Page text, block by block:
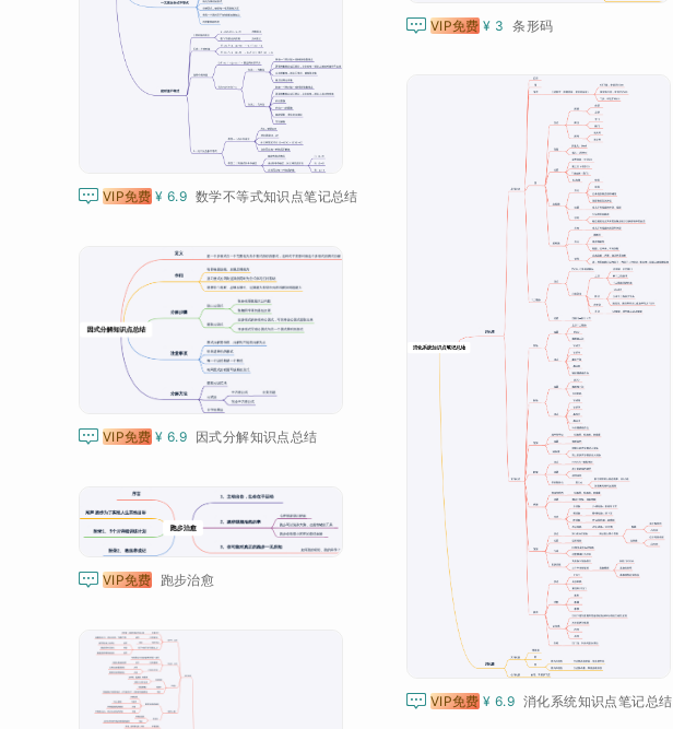
 VIP免费 ¥ 3 条形码
 VIP免费 ¥ 6.9 数学不等式知识点笔记总结
 VIP免费 ¥ 6.9 消化系统知识点笔记总结
 VIP免费 ¥ 6.9 因式分解知识点总结
 VIP免费 跑步治愈